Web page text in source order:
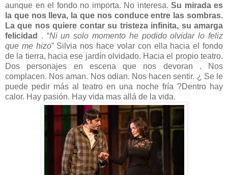
aunque en el fondo no importa. No interesa. Su mirada es
la que nos lleva, la que nos conduce entre las sombras.
La que nos quiere contar su tristeza infinita, su amarga
felicidad . “Ni un solo momento he podido olvidar lo feliz
que me hizo” Silvia nos hace volar con ella hacia el fondo
de la tierra, hacia ese jardín olvidado. Hacia el propio teatro.
Dos personajes en escena que nos devoran . Nos
complacen. Nos aman. Nos odian. Nos hacen sentir. ¿ Se le
puede pedir más al teatro en una noche fría ?Dentro hay
calor. Hay pasión. Hay vida mas allá de la vida.